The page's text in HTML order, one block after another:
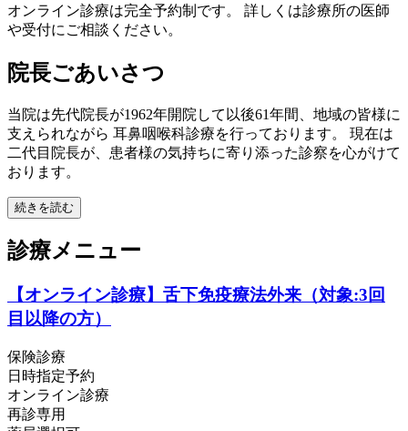
オンライン診療は完全予約制です。 詳しくは診療所の医師
や受付にご相談ください。
院長ごあいさつ
当院は先代院長が1962年開院して以後61年間、地域の皆様に
支えられながら 耳鼻咽喉科診療を行っております。 現在は
二代目院長が、患者様の気持ちに寄り添った診察を心がけて
おります。
続きを読む
診療メニュー
【オンライン診療】舌下免疫療法外来（対象:3回
目以降の方）
保険診療
日時指定予約
オンライン診療
再診専用